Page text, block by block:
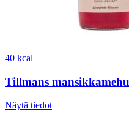
40 kcal
Tillmans
Näytä tiedot